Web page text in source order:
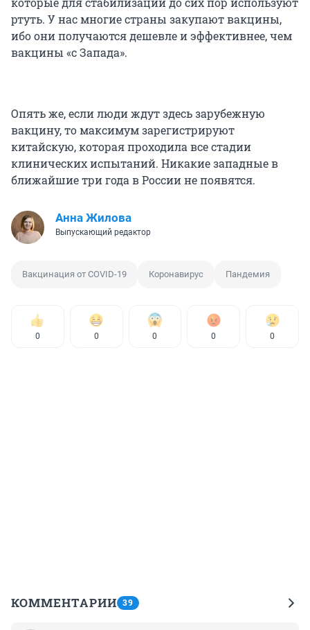
ртуть. У нас многие страны закупают вакцины,
ибо они получаются дешевле и эффективнее, чем
вакцины «с Запада».
Опять же, если люди ждут здесь зарубежную
вакцину, то максимум зарегистрируют
китайскую, которая проходила все стадии
клинических испытаний. Никакие западные в
ближайшие три года в России не появятся.
Анна Жилова
Выпускающий редактор
Вакцинация от COVID-19 Коронавирус Пандемия
0 0 0 0 0
КОММЕНТАРИИ 39